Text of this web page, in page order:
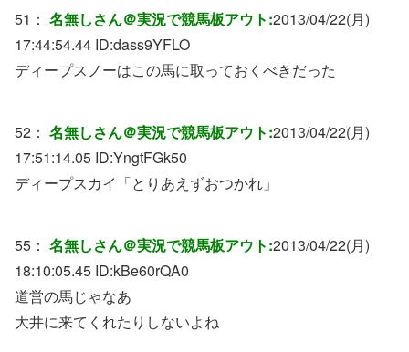
51： 名無しさん＠実況で競馬板アウト:2013/04/22(月)
17:44:54.44 ID:dass9YFLO
ディープスノーはこの馬に取っておくべきだった
52： 名無しさん＠実況で競馬板アウト:2013/04/22(月)
17:51:14.05 ID:YngtFGk50
ディープスカイ「とりあえずおつかれ」
55： 名無しさん＠実況で競馬板アウト:2013/04/22(月)
18:10:05.45 ID:kBe60rQA0
道営の馬じゃなあ
大井に来てくれたりしないよね